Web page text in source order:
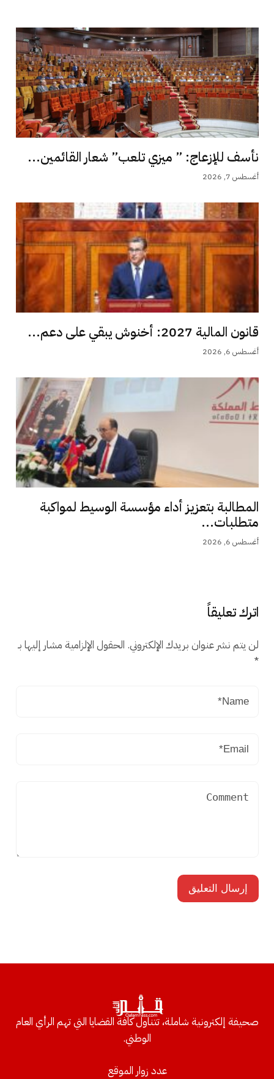
نأسف للإزعاج: ” ميزي تلعب” شعار القائمين...
أغسطس 7, 2026
قانون المالية 2027: أخنوش يبقي على دعم...
أغسطس 6, 2026
المطالبة بتعزيز أداء مؤسسة الوسيط لمواكبة
متطلبات...
أغسطس 6, 2026
اترك تعليقاً
لن يتم نشر عنوان بريدك الإلكتروني. الحقول الإلزامية مشار إليها بـ
*
صحيفة إلكترونية شاملة، تتناول كافة القضايا التي تهم الرأي العام
الوطني.
عدد زوار الموقع